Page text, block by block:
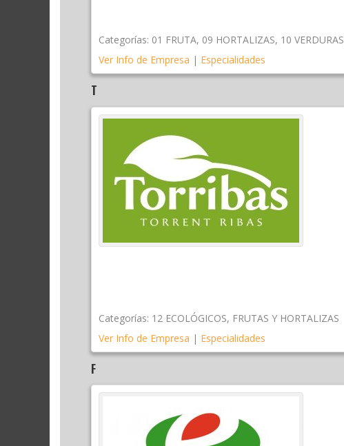
Categorías: 01 FRUTA, 09 HORTALIZAS, 10 VERDURAS
Ver Info de Empresa | Especialidades
T
Categorías: 12 ECOLÓGICOS, FRUTAS Y HORTALIZAS
Ver Info de Empresa | Especialidades
F